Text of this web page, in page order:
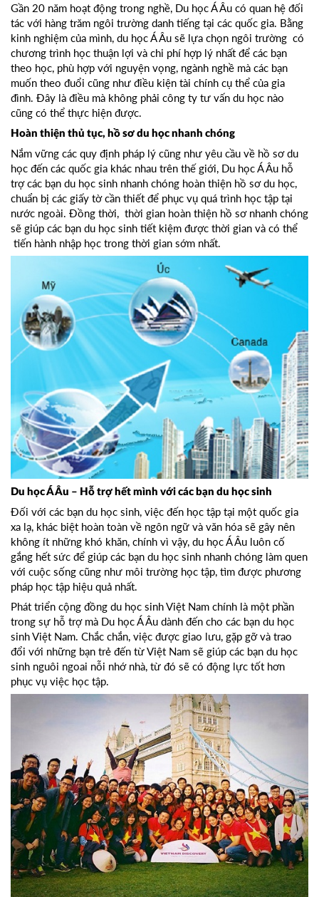
Gần 20 năm hoạt động trong nghề, Du học Á Âu có quan hệ đối
tác với hàng trăm ngôi trường danh tiếng tại các quốc gia. Bằng
kinh nghiệm của mình, du học Á Âu sẽ lựa chọn ngôi trường có
chương trình học thuận lợi và chi phí hợp lý nhất để các bạn
theo học, phù hợp với nguyện vọng, ngành nghề mà các bạn
muốn theo đuổi cũng như điều kiện tài chính cụ thể của gia
đình. Đây là điều mà không phải công ty tư vấn du học nào
cũng có thể thực hiện được.
Hoàn thiện thủ tục, hồ sơ du học nhanh chóng
Nắm vững các quy định pháp lý cũng như yêu cầu về hồ sơ du
học đến các quốc gia khác nhau trên thế giới, Du học Á Âu hỗ
trợ các bạn du học sinh nhanh chóng hoàn thiện hồ sơ du học,
chuẩn bị các giấy tờ cần thiết để phục vụ quá trình học tập tại
nước ngoài. Đồng thời, thời gian hoàn thiện hồ sơ nhanh chóng
sẽ giúp các bạn du học sinh tiết kiệm được thời gian và có thể
tiến hành nhập học trong thời gian sớm nhất.
Du học Á Âu – Hỗ trợ hết mình với các bạn du học sinh
Đối với các bạn du học sinh, việc đến học tập tại một quốc gia
xa lạ, khác biệt hoàn toàn về ngôn ngữ và văn hóa sẽ gây nên
không ít những khó khăn, chính vì vậy, du học Á Âu luôn cố
gắng hết sức để giúp các bạn du học sinh nhanh chóng làm quen
với cuộc sống cũng như môi trường học tập, tìm được phương
pháp học tập hiệu quả nhất.
Phát triển cộng đồng du học sinh Việt Nam chính là một phần
trong sự hỗ trợ mà Du học Á Âu dành đến cho các bạn du học
sinh Việt Nam. Chắc chắn, việc được giao lưu, gặp gỡ và trao
đổi với những bạn trẻ đến từ Việt Nam sẽ giúp các bạn du học
sinh nguôi ngoai nỗi nhớ nhà, từ đó sẽ có động lực tốt hơn
phục vụ việc học tập.